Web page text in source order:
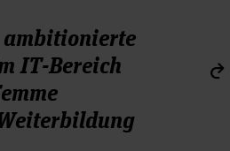
ambitionierte
IT-Bereich